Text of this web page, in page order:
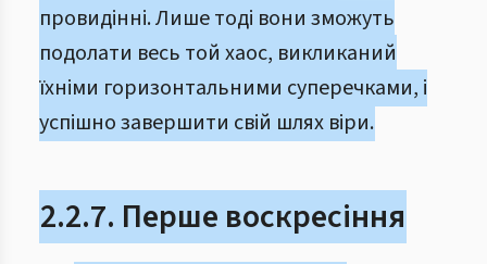
провидінні. Лише тоді вони зможуть
подолати весь той хаос, викликаний
їхніми горизонтальними суперечками, і
успішно завершити свій шлях віри.
2.2.7. Перше воскресіння